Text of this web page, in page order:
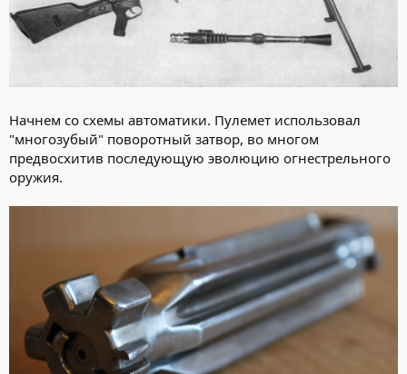
Начнем со схемы автоматики. Пулемет использовал
"многозубый" поворотный затвор, во многом
предвосхитив последующую эволюцию огнестрельного
оружия.